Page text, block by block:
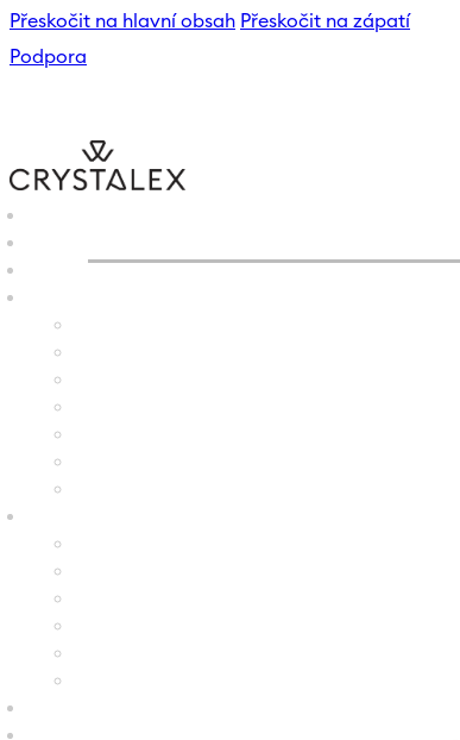
Přeskočit na hlavní obsah Přeskočit na zápatí
Podpora
B2B